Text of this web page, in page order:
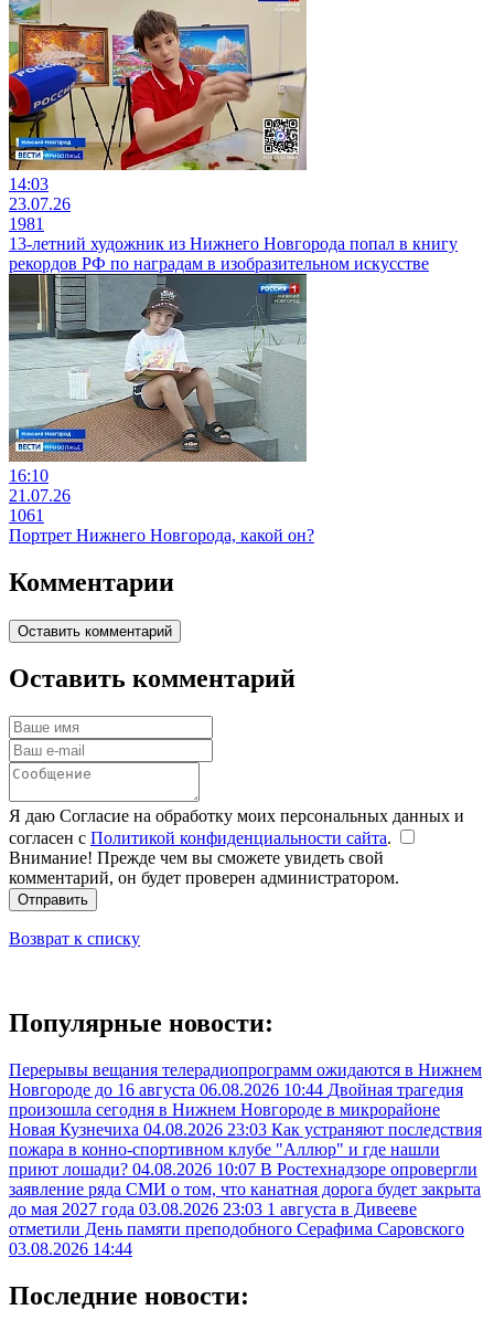
14:03
23.07.26
1981
13-летний художник из Нижнего Новгорода попал в книгу
рекордов РФ по наградам в изобразительном искусстве
16:10
21.07.26
1061
Портрет Нижнего Новгорода, какой он?
Комментарии
Оставить комментарий
Оставить комментарий
Я даю Согласие на обработку моих персональных данных и
согласен с Политикой конфиденциальности сайта.
Внимание! Прежде чем вы сможете увидеть свой
комментарий, он будет проверен администратором.
Отправить
Возврат к списку
Популярные новости:
Перерывы вещания телерадиопрограмм ожидаются в Нижнем
Новгороде до 16 августа 06.08.2026 10:44 Двойная трагедия
произошла сегодня в Нижнем Новгороде в микрорайоне
Новая Кузнечиха 04.08.2026 23:03 Как устраняют последствия
пожара в конно-спортивном клубе "Аллюр" и где нашли
приют лошади? 04.08.2026 10:07 В Ростехнадзоре опровергли
заявление ряда СМИ о том, что канатная дорога будет закрыта
до мая 2027 года 03.08.2026 23:03 1 августа в Дивееве
отметили День памяти преподобного Серафима Саровского
03.08.2026 14:44
Последние новости: